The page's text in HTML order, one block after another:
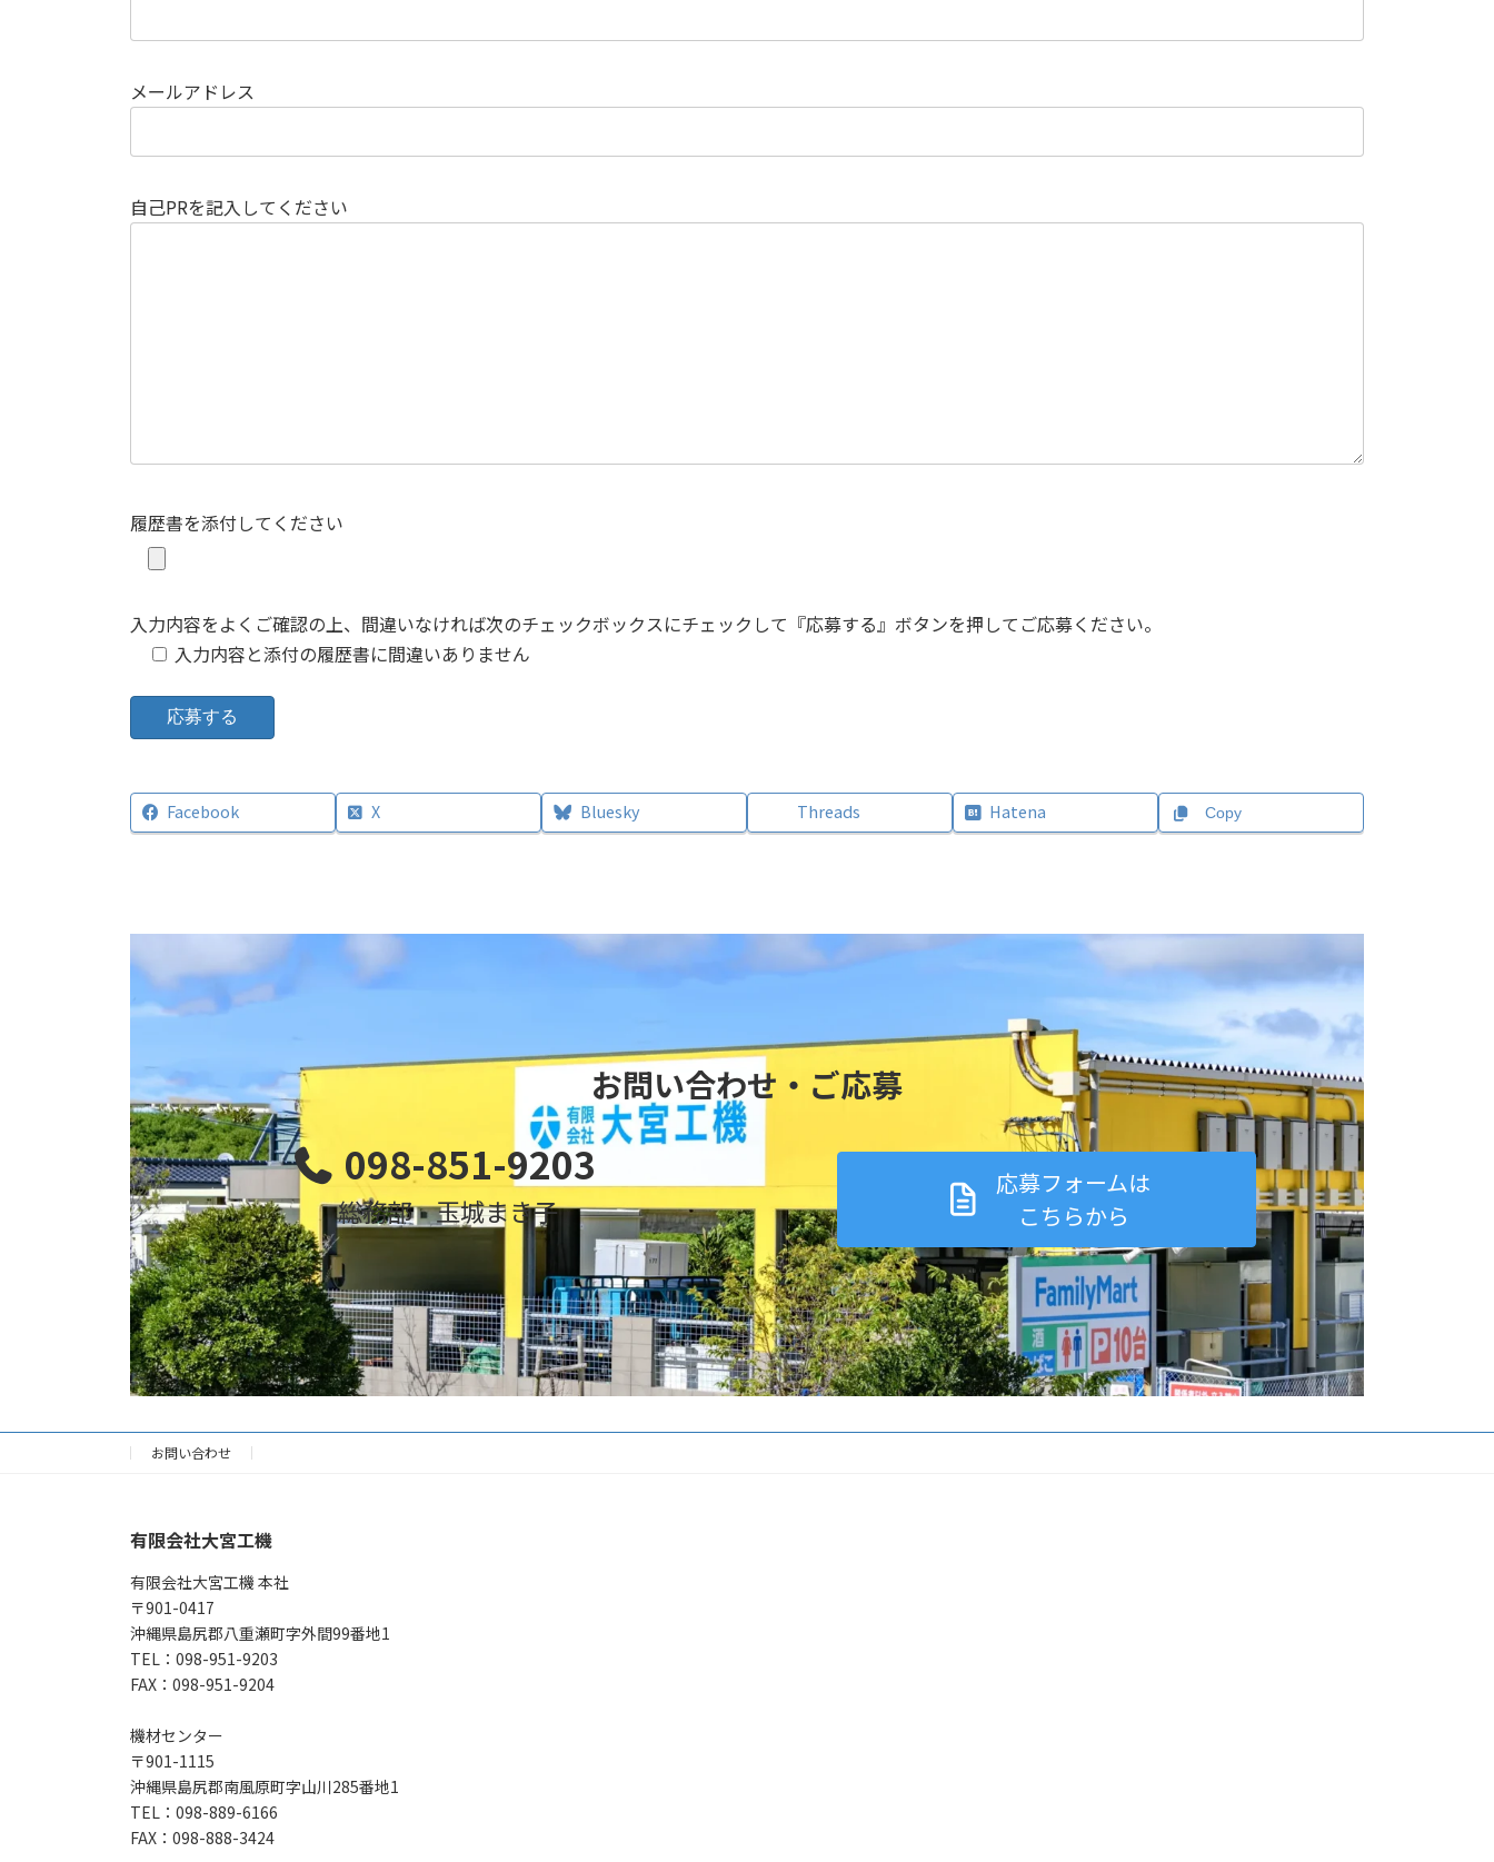
メールアドレス
自己PRを記入してください
履歴書を添付してください
入力内容をよくご確認の上、間違いなければ次のチェックボックスにチェックして『応募する』ボタンを押してご応募ください。
入力内容と添付の履歴書に間違いありません
Facebook X Bluesky Threads Hatena Copy
お問い合わせ・ご応募
098-851-9203
総務部 玉城まき子
応募フォームは
こちらから
お問い合わせ
有限会社大宮工機
有限会社大宮工機 本社
〒901-0417
沖縄県島尻郡八重瀬町字外間99番地1
TEL：098-951-9203
FAX：098-951-9204
機材センター
〒901-1115
沖縄県島尻郡南風原町字山川285番地1
TEL：098-889-6166
FAX：098-888-3424